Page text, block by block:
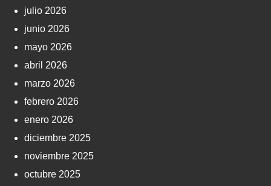
julio 2026
junio 2026
mayo 2026
abril 2026
marzo 2026
febrero 2026
enero 2026
diciembre 2025
noviembre 2025
octubre 2025